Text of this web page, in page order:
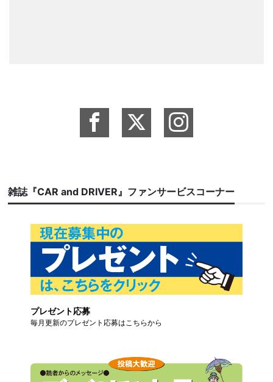
雑誌『CAR and DRIVER』ファンサービスコーナー
プレゼント応募
毎月更新のプレゼント応募はこちらから